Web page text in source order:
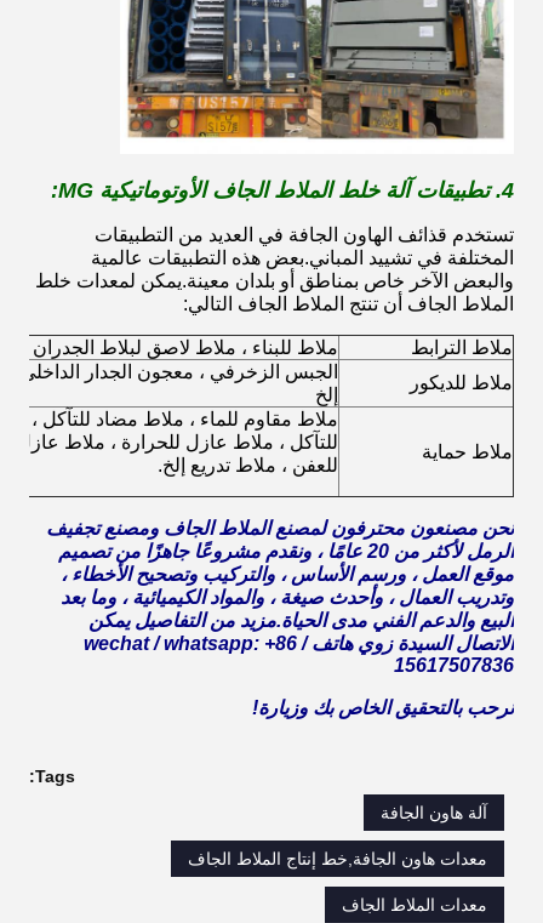
4. تطبيقات آلة خلط الملاط الجاف الأوتوماتيكية MG:
تستخدم قذائف الهاون الجافة في العديد من التطبيقات
المختلفة في تشييد المباني.بعض هذه التطبيقات عالمية
والبعض الآخر خاص بمناطق أو بلدان معينة.يمكن لمعدات خلط
الملاط الجاف أن تنتج الملاط الجاف التالي:
ملاط الترابط
ملاط للبناء ، ملاط ​​لاصق لبلاط الجدران
ملاط للديكور
الجبس الزخرفي ، معجون الجدار الداخلي
إلخ
ملاط حماية
ملاط مقاوم للماء ، ملاط ​​مضاد للتآكل ،
للتآكل ، ملاط ​​عازل للحرارة ، ملاط
للعفن ، ملاط ​​تدريع إلخ.
نحن مصنعون محترفون لمصنع الملاط الجاف ومصنع تجفيف
الرمل لأكثر من 20 عامًا ، ونقدم مشروعًا جاهزًا من تصميم
موقع العمل ، ورسم الأساس ، والتركيب وتصحيح الأخطاء ،
وتدريب العمال ، وأحدث صيغة ، والمواد الكيميائية ، وما بعد
البيع والدعم الفني مدى الحياة.مزيد من التفاصيل يمكن
الاتصال السيدة زوي هاتف / wechat / whatsapp: +86
15617507836
نرحب بالتحقيق الخاص بك وزيارة!
Tags:
آلة هاون الجافة
معدات هاون الجافة,خط إنتاج الملاط الجاف
معدات الملاط الجاف